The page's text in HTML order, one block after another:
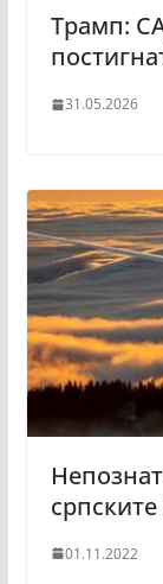
Трамп:
31.05.2026
01.11.2022